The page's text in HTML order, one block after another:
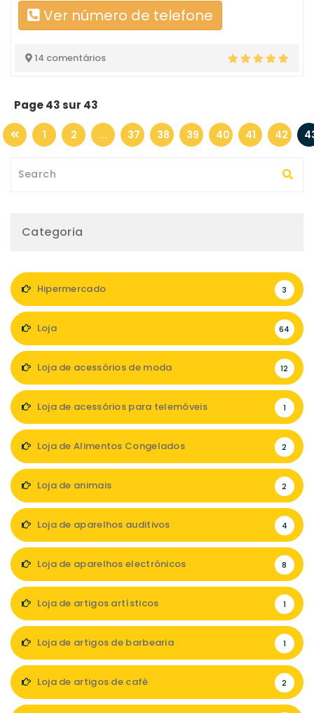
Ver número de telefone
14 comentários
Page 43 sur 43
1 2 ... 37 38 39 40 41 42
Categoria
Hipermercado 3
Loja 64
Loja de acessórios de moda 12
Loja de acessórios para telemóveis 1
Loja de Alimentos Congelados 2
Loja de animais 2
Loja de aparelhos auditivos 4
Loja de aparelhos electrónicos 8
Loja de artigos artísticos 1
Loja de artigos de barbearia 1
Loja de artigos de café 2